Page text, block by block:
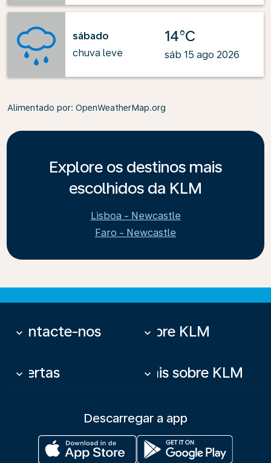
sábado
chuva leve
14°C
sáb 15 ago 2026
Alimentado por: OpenWeatherMap.org
Explore os destinos mais
escolhidos da KLM
Lisboa - Newcastle
Faro - Newcastle
Contacte-nos
keyboard_arrow_down Sobre KLM
keyboard_arrow_down
Ofertas
keyboard_arrow_down Mais sobre KLM
keyboard_arrow_down
Descarregar a app